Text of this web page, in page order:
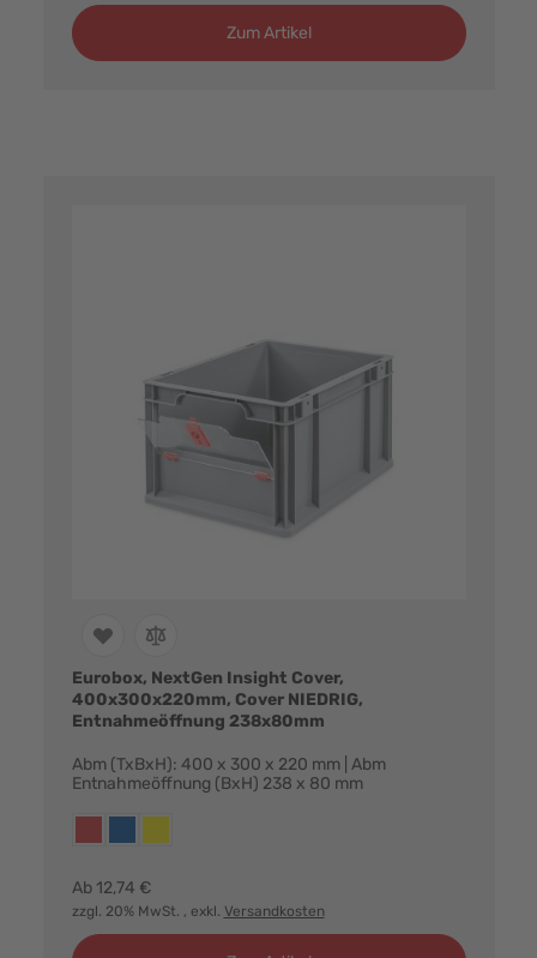
Zum Artikel
Eurobox, NextGen Insight Cover,
400x300x220mm, Cover NIEDRIG,
Entnahmeöffnung 238x80mm
Abm (TxBxH): 400 x 300 x 220 mm | Abm
Entnahmeöffnung (BxH) 238 x 80 mm
Ab 12,74 €
zzgl. 20% MwSt. , exkl. Versandkosten